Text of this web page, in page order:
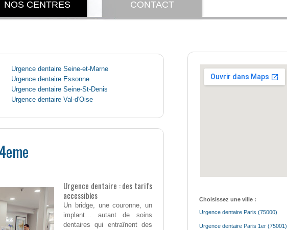
NOS CENTRES CONTACT
Urgence dentaire Seine-et-Marne
Urgence dentaire Essonne
Urgence dentaire Seine-St-Denis
Urgence dentaire Val-d'Oise
Urgence dentaire : des tarifs
accessibles
Un bridge, une couronne, un
implant… autant de soins
dentaires qui entraînent des
Choisissez une ville :
Urgence dentaire Paris (75000)
Urgence dentaire Paris 1er (75001)